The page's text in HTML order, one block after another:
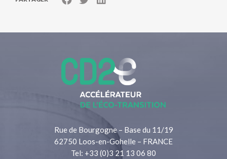
Rue de Bourgogne – Base du 11/19
62750 Loos-en-Gohelle – FRANCE
Tel: +33 (0)3 21 13 06 80